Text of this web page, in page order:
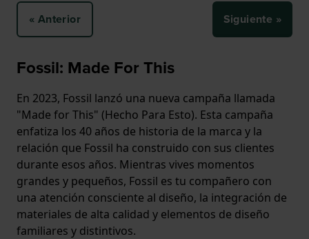
« Anterior Siguiente »
Fossil: Made For This
En 2023, Fossil lanzó una nueva campaña llamada
"Made for This" (Hecho Para Esto). Esta campaña
enfatiza los 40 años de historia de la marca y la
relación que Fossil ha construido con sus clientes
durante esos años. Mientras vives momentos
grandes y pequeños, Fossil es tu compañero con
una atención consciente al diseño, la integración de
materiales de alta calidad y elementos de diseño
familiares y distintivos.